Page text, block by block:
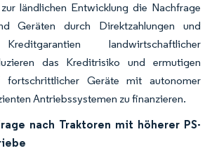
ländlichen Entwicklung die Nachfrage
Geräten durch Direktzahlungen und
landwirtschaftlicher
das Kreditrisiko und ermutigen
fortschrittlicher Geräte mit autonomer
Antriebssystemen zu finanzieren.
nach Traktoren mit höherer PS-